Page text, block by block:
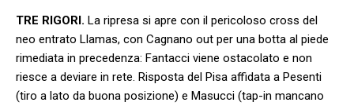
TRE RIGORI. La ripresa si apre con il pericoloso cross del
neo entrato Llamas, con Cagnano out per una botta al piede
rimediata in precedenza: Fantacci viene ostacolato e non
riesce a deviare in rete. Risposta del Pisa affidata a Pesenti
(tiro a lato da buona posizione) e Masucci (tap-in mancano